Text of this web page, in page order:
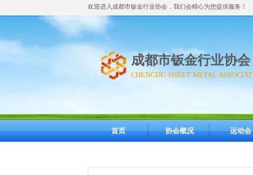
欢迎进入成都市钣金行业协会，我们会精心为您提供服务！
CHENGDU SHEET METAL
成都市钣金行业协会
首页 协会概况 运动会